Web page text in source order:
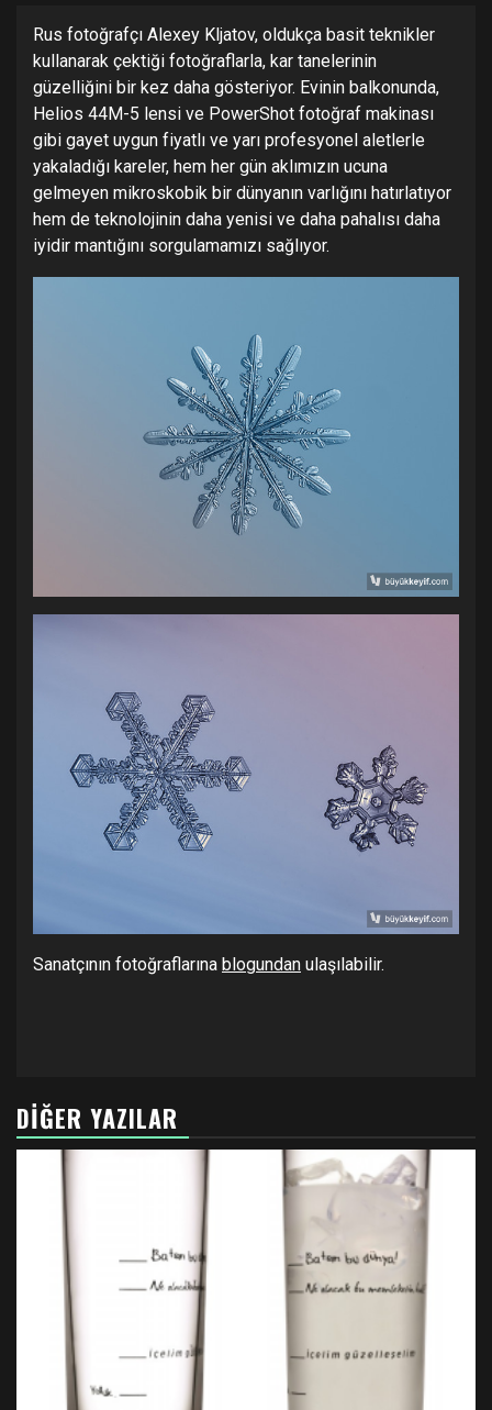
Rus fotoğrafçı Alexey Kljatov, oldukça basit teknikler
kullanarak çektiği fotoğraflarla, kar tanelerinin
güzelliğini bir kez daha gösteriyor. Evinin balkonunda,
Helios 44M-5 lensi ve PowerShot fotoğraf makinası
gibi gayet uygun fiyatlı ve yarı profesyonel aletlerle
yakaladığı kareler, hem her gün aklımızın ucuna
gelmeyen mikroskobik bir dünyanın varlığını hatırlatıyor
hem de teknolojinin daha yenisi ve daha pahalısı daha
iyidir mantığını sorgulamamızı sağlıyor.
Sanatçının fotoğraflarına blogundan ulaşılabilir.
DIĞER YAZILAR